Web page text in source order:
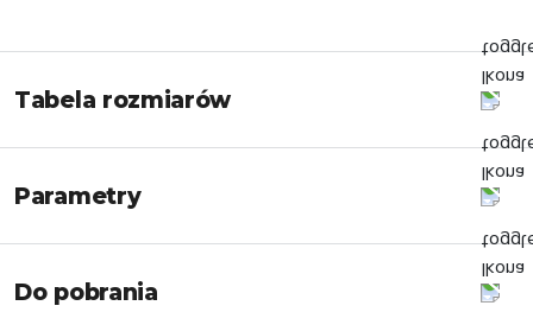
Tabela rozmiarów
Parametry
Do pobrania